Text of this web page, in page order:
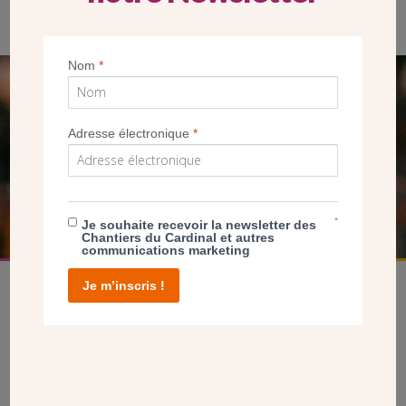
Créteil. (Crédit CDC)
SEUL VOTRE DON
NOUS PERMET D’AGIR
FAIRE UN DON
Nom*
Adresse électronique*
Je souhaite recevoir la newsletter des
Chantiers du Cardinal et autres
communications marketing
*
Je m’inscris !